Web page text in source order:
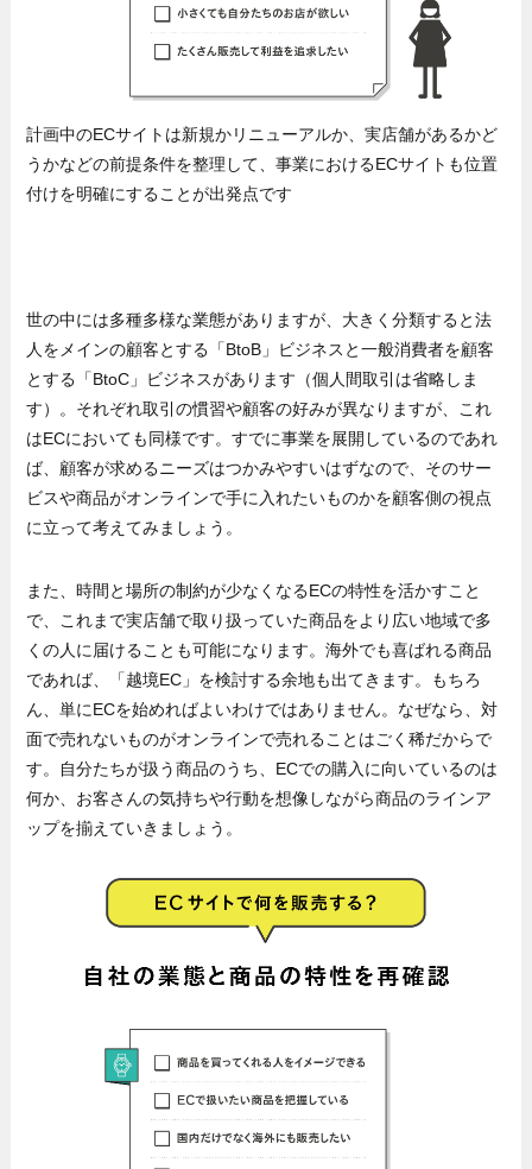
計画中のECサイトは新規かリニューアルか、実店舗があるかど
うかなどの前提条件を整理して、事業におけるECサイトも位置
付けを明確にすることが出発点です
世の中には多種多様な業態がありますが、大きく分類すると法
人をメインの顧客とする「BtoB」ビジネスと一般消費者を顧客
とする「BtoC」ビジネスがあります（個人間取引は省略しま
す）。それぞれ取引の慣習や顧客の好みが異なりますが、これ
はECにおいても同様です。すでに事業を展開しているのであれ
ば、顧客が求めるニーズはつかみやすいはずなので、そのサー
ビスや商品がオンラインで手に入れたいものかを顧客側の視点
に立って考えてみましょう。
また、時間と場所の制約が少なくなるECの特性を活かすこと
で、これまで実店舗で取り扱っていた商品をより広い地域で多
くの人に届けることも可能になります。海外でも喜ばれる商品
であれば、「越境EC」を検討する余地も出てきます。もちろ
ん、単にECを始めればよいわけではありません。なぜなら、対
面で売れないものがオンラインで売れることはごく稀だからで
す。自分たちが扱う商品のうち、ECでの購入に向いているのは
何か、お客さんの気持ちや行動を想像しながら商品のラインア
ップを揃えていきましょう。